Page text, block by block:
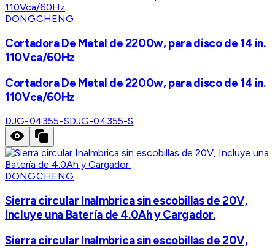
DONGCHENG
Cortadora De Metal de 2200w, para disco de 14 in.
110Vca/60Hz
Cortadora De Metal de 2200w, para disco de 14 in.
110Vca/60Hz
DJG-04355-SDJG-04355-S
DONGCHENG
Sierra circular Inalmbrica sin escobillas de 20V,
Incluye una Batería de 4.0Ah y Cargador.
Sierra circular Inalmbrica sin escobillas de 20V,